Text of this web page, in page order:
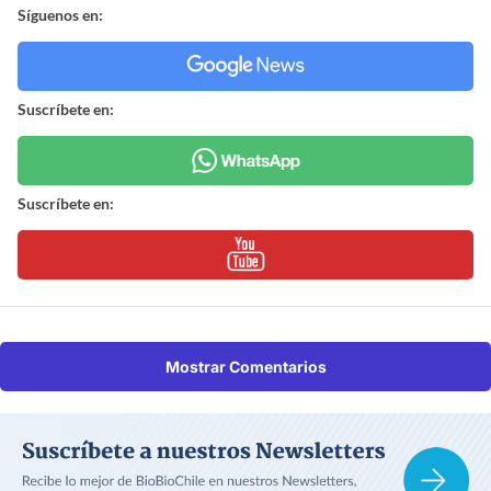
Síguenos en:
Suscríbete en:
Suscríbete en:
Mostrar Comentarios